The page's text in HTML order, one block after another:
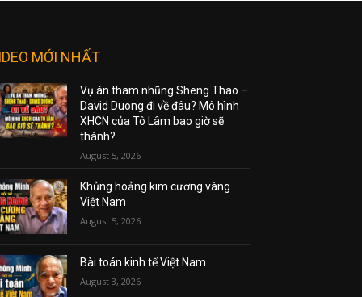
MỚI NHẤT
Vụ án tham nhũng Sheng Thao –
David Duong đi về đâu? Mô hình
XHCN của Tô Lâm bao giờ sẽ
thành?
August 5, 2026
Khủng hoảng kim cương vàng
Việt Nam
August 5, 2026
Bài toán kinh tế Việt Nam
August 3, 2026